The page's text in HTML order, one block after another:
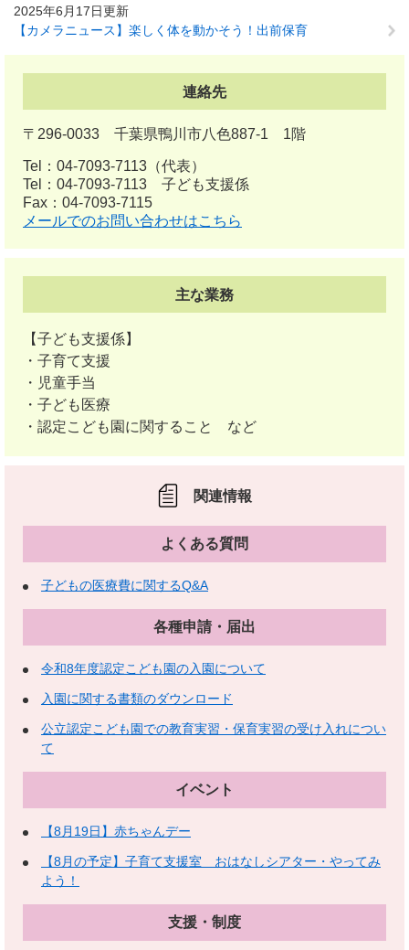
2025年6月17日更新
【カメラニュース】楽しく体を動かそう！出前保育
連絡先
〒296-0033 千葉県鴨川市八色887-1 1階
Tel：04-7093-7113 （代表）
Tel：04-7093-7113 子ども支援係
Fax：04-7093-7115
メールでのお問い合わせはこちら
主な業務
【子ども支援係】
・子育て支援
・児童手当
・子ども医療
・認定こども園に関すること など
関連情報
よくある質問
子どもの医療費に関するQ&A
各種申請・届出
令和8年度認定こども園の入園について
入園に関する書類のダウンロード
公立認定こども園での教育実習・保育実習の受け入れについ
て
イベント
【8月19日】赤ちゃんデー
【8月の予定】子育て支援室 おはなしシアター・やってみ
よう！
支援・制度